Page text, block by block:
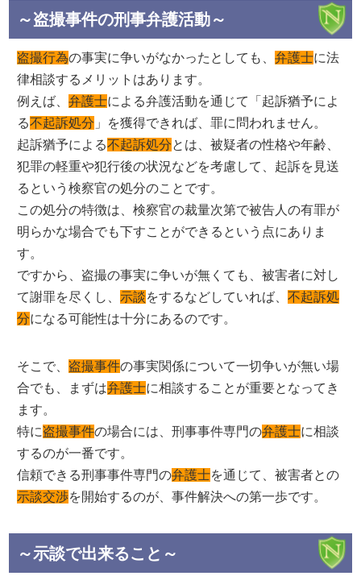
～盗撮事件の刑事弁護活動～
盗撮行為の事実に争いがなかったとしても、弁護士に法
律相談するメリットはあります。
例えば、弁護士による弁護活動を通じて「起訴猶予によ
る不起訴処分 」を獲得できれば、罪に問われません。
起訴猶予による不起訴処分とは、被疑者の性格や年齢、
犯罪の軽重や犯行後の状況などを考慮して、起訴を見送
るという検察官の処分のことです。
この処分の特徴は、検察官の裁量次第で被告人の有罪が
明らかな場合でも下すことができるという点にありま
す。
ですから、盗撮の事実に争いが無くても、被害者に対し
て謝罪を尽くし、 示談をするなどしていれば、不起訴処
分になる可能性は十分にあるのです。
そこで、 盗撮事件の事実関係について一切争いが無い場
合でも、まずは弁護士に相談することが重要となってき
ます。
特に盗撮事件の場合には、刑事事件専門の弁護士に相談
するのが一番です。
信頼できる刑事事件専門の弁護士を通じて、被害者との
示談交渉を開始するのが、事件解決への第一歩です。
～示談で出来ること～